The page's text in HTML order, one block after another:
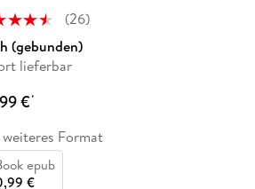
(26)
(gebunden)
lieferbar
€*
weiteres Format
epub
€